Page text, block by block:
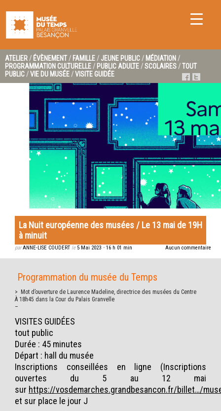
ATELIER / ÉVÈNEMENT / FAMILLE / JEUNE PUBLIC / MÉDIATION /
PROGRAMMATION CULTURELLE / PUBLIC ADULTE /SCOLAIRES /TOUT
PUBLIC /VIE DU MUSÉE /VISITE GUIDÉE
La Nuit européenne des musées / Le 13 mai de 19H
à minuit
parANNE-LISE COUDERT le 5 Mai 2023 • 16 h 01 min Aucun commentaire
Programmation du musée du Temps
> Mot d’ouverture de Laurence Madeline, directrice des musées du Centre
À 18h45 dans la Cour du Palais Granvelle
–
VISITES GUIDÉES
tout public
Durée : 45 minutes
Départ : hall du musée
Inscriptions conseillées en ligne (Inscriptions
ouvertes du 5 au 12 mai
sur https://vosdemarches.grandbesancon.fr/billet…/
et sur place le jour J